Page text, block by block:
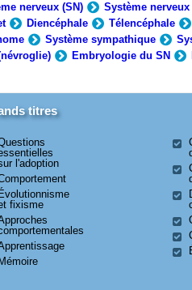
nerveux (SN) Système nerveux
Diencéphale Télencéphale
Système sympathique
Embryologie du SN
titres
l'adoption
Évolutionnisme
fixisme
Mémoire